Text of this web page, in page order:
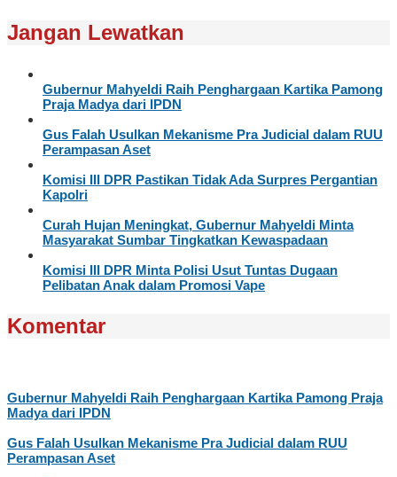
Jangan Lewatkan
Gubernur Mahyeldi Raih Penghargaan Kartika Pamong
Praja Madya dari IPDN
Gus Falah Usulkan Mekanisme Pra Judicial dalam RUU
Perampasan Aset
Komisi III DPR Pastikan Tidak Ada Surpres Pergantian
Kapolri
Curah Hujan Meningkat, Gubernur Mahyeldi Minta
Masyarakat Sumbar Tingkatkan Kewaspadaan
Komisi III DPR Minta Polisi Usut Tuntas Dugaan
Pelibatan Anak dalam Promosi Vape
Komentar
Gubernur Mahyeldi Raih Penghargaan Kartika Pamong Praja
Madya dari IPDN
Gus Falah Usulkan Mekanisme Pra Judicial dalam RUU
Perampasan Aset